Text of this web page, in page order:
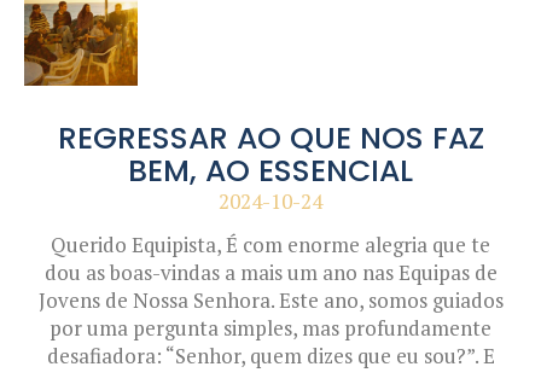
REGRESSAR AO QUE NOS FAZ
BEM, AO ESSENCIAL
2024-10-24
Querido Equipista, É com enorme alegria que te
dou as boas-vindas a mais um ano nas Equipas de
Jovens de Nossa Senhora. Este ano, somos guiados
por uma pergunta simples, mas profundamente
desafiadora: “Senhor, quem dizes que eu sou?”. E